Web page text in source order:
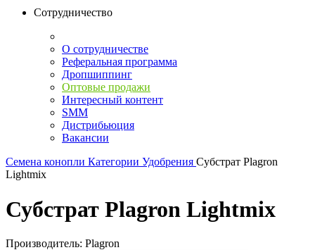
Сотрудничество
О сотрудничестве
Реферальная программа
Дропшиппинг
Оптовые продажи
Интересный контент
SMM
Дистрибьюция
Вакансии
Семена конопли Категории Удобрения Субстрат Plagron
Lightmix
Субстрат Plagron Lightmix
Производитель: Plagron